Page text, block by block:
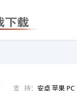
支 持： 安卓 苹果 PC